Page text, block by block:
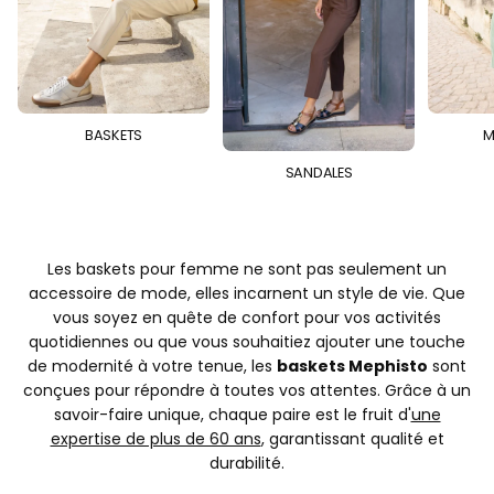
BASKETS
SANDALES
Les baskets pour femme ne sont pas seulement un
accessoire de mode, elles incarnent un style de vie. Que
vous soyez en quête de confort pour vos activités
quotidiennes ou que vous souhaitiez ajouter une touche
de modernité à votre tenue, les baskets Mephisto sont
conçues pour répondre à toutes vos attentes. Grâce à un
savoir-faire unique, chaque paire est le fruit d'une
expertise de plus de 60 ans, garantissant qualité et
durabilité.